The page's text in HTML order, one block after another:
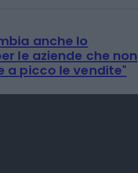
anche lo
le aziende che non
a picco le vendite"